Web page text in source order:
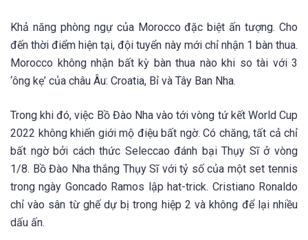
Khả năng phòng ngự của Morocco đặc biệt ấn tượng. Cho
đến thời điểm hiện tại, đội tuyển này mới chỉ nhận 1 bàn thua.
Morocco không nhận bất kỳ bàn thua nào khi so tài với 3
‘ông kẹ’ của châu Âu: Croatia, Bỉ và Tây Ban Nha.
Trong khi đó, việc Bồ Đào Nha vào tới vòng tứ kết World Cup
2022 không khiến giới mộ điệu bất ngờ. Có chăng, tất cả chỉ
bất ngờ bởi cách thức Seleccao đánh bại Thụy Sĩ ở vòng
1/8. Bồ Đào Nha thắng Thụy Sĩ với tỷ số của một set tennis
trong ngày Goncado Ramos lập hat-trick. Cristiano Ronaldo
chỉ vào sân từ ghế dự bị trong hiệp 2 và không để lại nhiều
dấu ấn.